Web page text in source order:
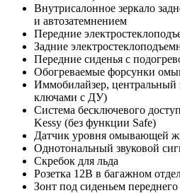
Внутрисалонное зеркало
и автозатемнением
Передние
Задние
Передние сиденья с
Обогреваемые форсунки
Иммобилайзер, центральный
ключами с ДУ)
Система бесключевого
Kessy (без функции Safe)
Датчик уровня омывающей
Однотональный звуковой
Скребок для льда
Розетка 12В в багажном
Зонт под сиденьем